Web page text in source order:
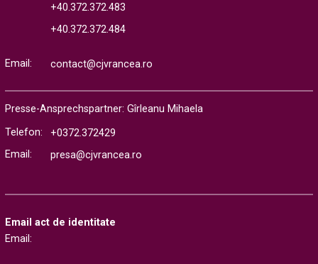
+40.372.372.483
+40.372.372.484
Email: contact@cjvrancea.ro
Presse-Ansprechspartner: Gîrleanu Mihaela
Telefon:
+0372.372429
Email:
presa@cjvrancea.ro
Email act de identitate
Email: